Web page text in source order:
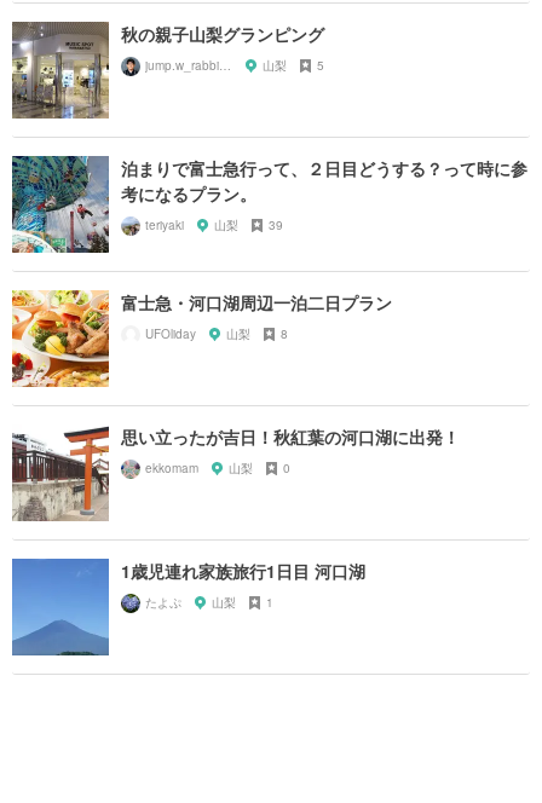
秋の親子山梨グランピング
jump.w_rabbitkun 山梨 5
泊まりで富士急行って、２日目どうする？って時に参
考になるプラン。
teriyaki 山梨 39
富士急・河口湖周辺一泊二日プラン
UFOliday 山梨 8
思い立ったが吉日！秋紅葉の河口湖に出発！
ekkomam 山梨 0
1歳児連れ家族旅行1日目 河口湖
たよぷ 山梨 1